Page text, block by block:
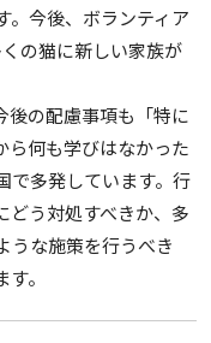
。今後、ボランティア
の猫に新しい家族が
後の配慮事項も「特に
ら何も学びはなかった
で多発しています。行
どう対処すべきか、多
うな施策を行うべき
。